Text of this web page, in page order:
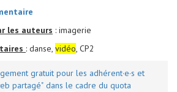
les auteurs : imagerie
: danse, vidéo, CP2
gratuit pour les adhérent·e·s et
partagé" dans le cadre du quota